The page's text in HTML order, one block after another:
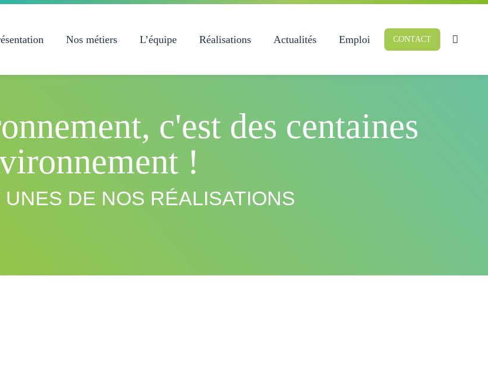
Nos métiers L’équipe Réalisations Actualités Emploi CONTACT
c'est des centaines
!
DE NOS RÉALISATIONS